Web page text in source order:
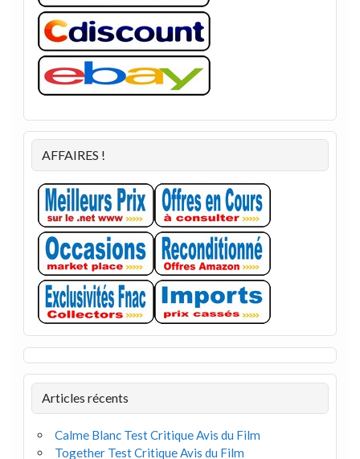
AFFAIRES !
Articles récents
Calme Blanc Test Critique Avis du Film
Together Test Critique Avis du Film